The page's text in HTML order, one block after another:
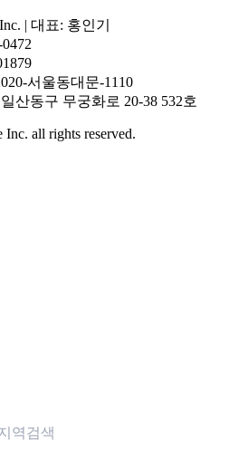
| 대표: 홍인기
서울동대문-1110
산동구 무궁화로 20-38 532호
all rights reserved.
역검색